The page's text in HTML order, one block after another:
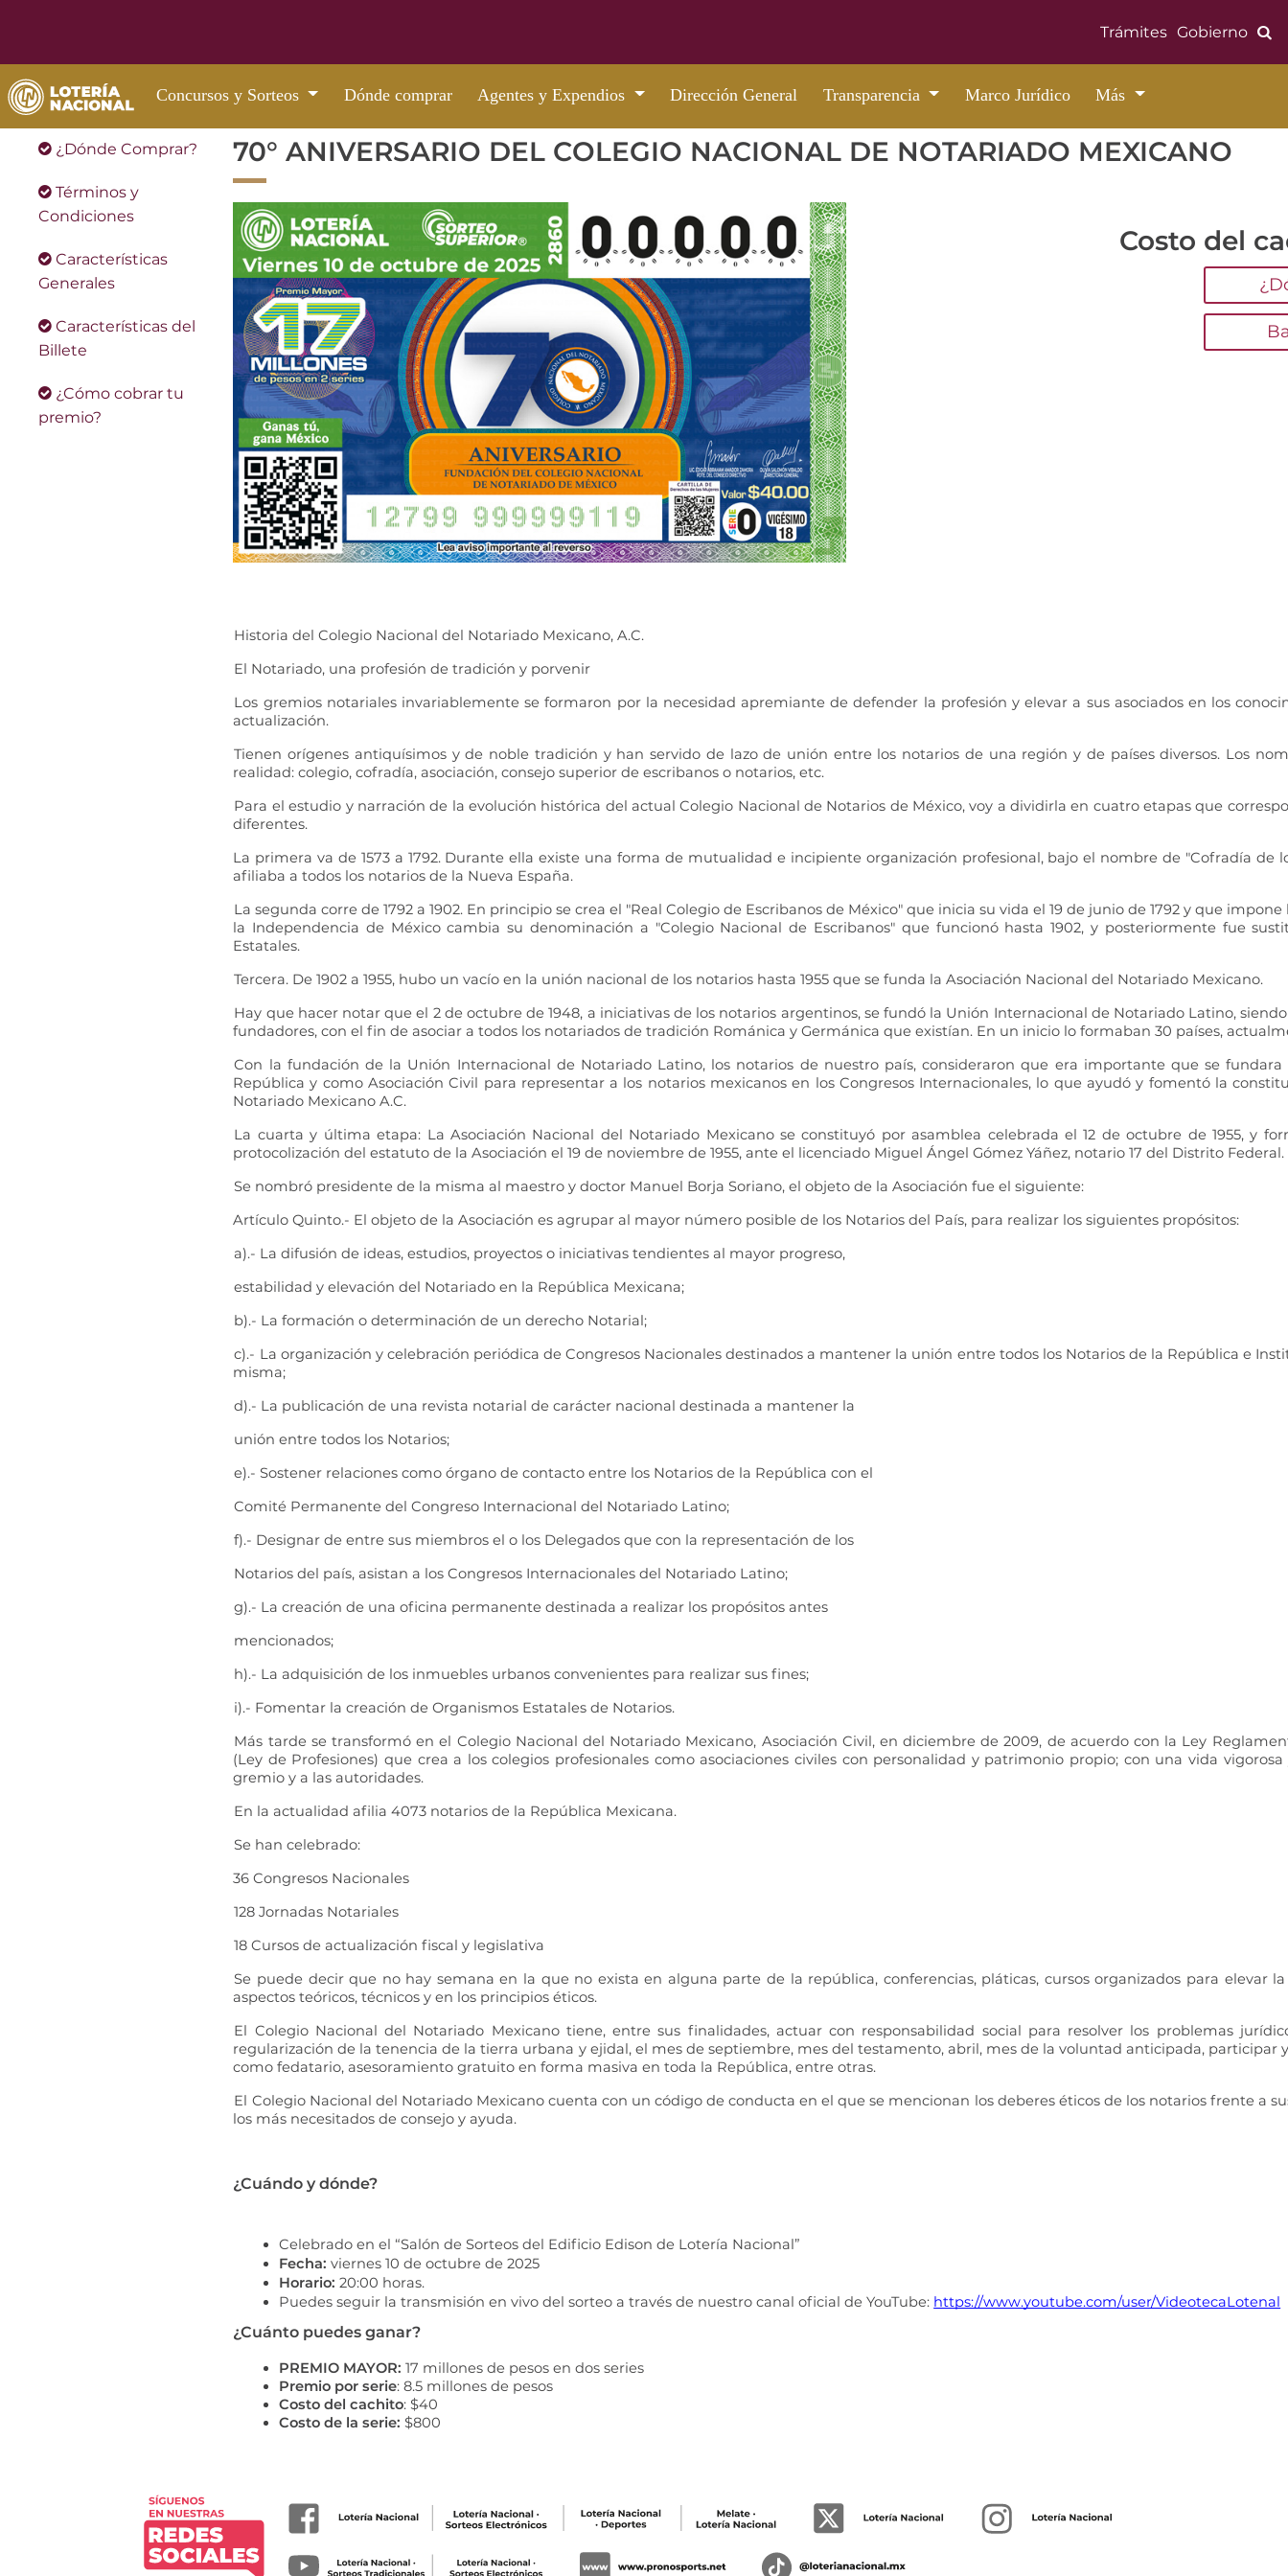
Trámites Gobierno
Concursos y Sorteos Dónde comprar Agentes y Expendios Dirección General Transparencia Marco Jurídico Más
¿Dónde Comprar?
Términos y
Condiciones
Características
Generales
Características del
Billete
¿Cómo cobrar tu
premio?
70° ANIVERSARIO DEL COLEGIO NACIONAL DE NOTARIADO MEXICANO
Costo del
Historia del Colegio Nacional del Notariado Mexicano, A.C.
El Notariado, una profesión de tradición y porvenir
Los gremios notariales invariablemente se formaron por la necesidad apremiante de defender la profesión y elevar a sus asociados en los
actualización.
Tienen orígenes antiquísimos y de noble tradición y han servido de lazo de unión entre los notarios de una región y de países diversos. Los
realidad: colegio, cofradía, asociación, consejo superior de escribanos o notarios, etc.
Para el estudio y narración de la evolución histórica del actual Colegio Nacional de Notarios de México, voy a dividirla en cuatro etapas que
diferentes.
La primera va de 1573 a 1792. Durante ella existe una forma de mutualidad e incipiente organización profesional, bajo el nombre de "Cofradía de
afiliaba a todos los notarios de la Nueva España.
La segunda corre de 1792 a 1902. En principio se crea el "Real Colegio de Escribanos de México" que inicia su vida el 19 de junio de 1792 y que
la Independencia de México cambia su denominación a "Colegio Nacional de Escribanos" que funcionó hasta 1902, y posteriormente fue
Estatales.
Tercera. De 1902 a 1955, hubo un vacío en la unión nacional de los notarios hasta 1955 que se funda la Asociación Nacional del Notariado Mexicano.
Hay que hacer notar que el 2 de octubre de 1948, a iniciativas de los notarios argentinos, se fundó la Unión Internacional de Notariado Latino,
fundadores, con el fin de asociar a todos los notariados de tradición Románica y Germánica que existían. En un inicio lo formaban 30 países,
Con la fundación de la Unión Internacional de Notariado Latino, los notarios de nuestro país, consideraron que era importante que se
República y como Asociación Civil para representar a los notarios mexicanos en los Congresos Internacionales, lo que ayudó y fomentó la
Notariado Mexicano A.C.
La cuarta y última etapa: La Asociación Nacional del Notariado Mexicano se constituyó por asamblea celebrada el 12 de octubre de 1955, y
protocolización del estatuto de la Asociación el 19 de noviembre de 1955, ante el licenciado Miguel Ángel Gómez Yáñez, notario 17 del Distrito Federal.
Se nombró presidente de la misma al maestro y doctor Manuel Borja Soriano, el objeto de la Asociación fue el siguiente:
Artículo Quinto.- El objeto de la Asociación es agrupar al mayor número posible de los Notarios del País, para realizar los siguientes propósitos:
a).- La difusión de ideas, estudios, proyectos o iniciativas tendientes al mayor progreso,
estabilidad y elevación del Notariado en la República Mexicana;
b).- La formación o determinación de un derecho Notarial;
c).- La organización y celebración periódica de Congresos Nacionales destinados a mantener la unión entre todos los Notarios de la República e
misma;
d).- La publicación de una revista notarial de carácter nacional destinada a mantener la
unión entre todos los Notarios;
e).- Sostener relaciones como órgano de contacto entre los Notarios de la República con el
Comité Permanente del Congreso Internacional del Notariado Latino;
f).- Designar de entre sus miembros el o los Delegados que con la representación de los
Notarios del país, asistan a los Congresos Internacionales del Notariado Latino;
g).- La creación de una oficina permanente destinada a realizar los propósitos antes
mencionados;
h).- La adquisición de los inmuebles urbanos convenientes para realizar sus fines;
i).- Fomentar la creación de Organismos Estatales de Notarios.
Más tarde se transformó en el Colegio Nacional del Notariado Mexicano, Asociación Civil, en diciembre de 2009, de acuerdo con la Ley
(Ley de Profesiones) que crea a los colegios profesionales como asociaciones civiles con personalidad y patrimonio propio; con una vida
gremio y a las autoridades.
En la actualidad afilia 4073 notarios de la República Mexicana.
Se han celebrado:
36 Congresos Nacionales
128 Jornadas Notariales
18 Cursos de actualización fiscal y legislativa
Se puede decir que no hay semana en la que no exista en alguna parte de la república, conferencias, pláticas, cursos organizados para elevar
aspectos teóricos, técnicos y en los principios éticos.
El Colegio Nacional del Notariado Mexicano tiene, entre sus finalidades, actuar con responsabilidad social para resolver los problemas
regularización de la tenencia de la tierra urbana y ejidal, el mes de septiembre, mes del testamento, abril, mes de la voluntad anticipada, participar
como fedatario, asesoramiento gratuito en forma masiva en toda la República, entre otras.
El Colegio Nacional del Notariado Mexicano cuenta con un código de conducta en el que se mencionan los deberes éticos de los notarios frente a
los más necesitados de consejo y ayuda.
¿Cuándo y dónde?
Celebrado en el “Salón de Sorteos del Edificio Edison de Lotería Nacional”
Fecha: viernes 10 de octubre de 2025
Horario: 20:00 horas.
Puedes seguir la transmisión en vivo del sorteo a través de nuestro canal oficial de YouTube: https://www.youtube.com/user/VideotecaLotenal
¿Cuánto puedes ganar?
PREMIO MAYOR: 17 millones de pesos en dos series
Premio por serie: 8.5 millones de pesos
Costo del cachito: $40
Costo de la serie: $800